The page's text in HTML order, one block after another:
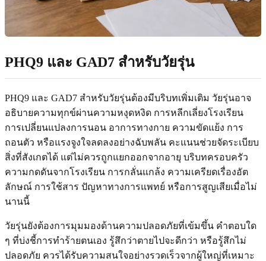
PHQ9 และ GAD7 สำหรับวัยรุ่น
PHQ9 และ GAD7 สำหรับวัยรุ่นต้องมีบริบทเพิ่มเติม วัยรุ่นอาจ
อธิบายความทุกข์ผ่านความหงุดหงิด การหลีกเลี่ยงโรงเรียน
การเปลี่ยนแปลงการนอน อาการทางกาย ความขัดแย้ง การ
ถอนตัว หรือแรงจูงใจลดลงอย่างฉับพลัน คะแนนช่วยจัดระเบียบ
สิ่งที่สังเกตได้ แต่ไม่ควรถูกแยกออกจากอายุ บริบทครอบครัว
ความกดดันจากโรงเรียน การกลั่นแกล้ง ความเครียดเรื่องอัต
ลักษณ์ การใช้สาร ปัญหาทางการแพทย์ หรือการสูญเสียเมื่อไม่
นานนี้
วัยรุ่นยังต้องการมุมมองด้านความปลอดภัยที่เข้มขึ้น คำตอบใด
ๆ ที่บ่งชี้การทำร้ายตนเอง รู้สึกว่าตายไปจะดีกว่า หรือรู้สึกไม่
ปลอดภัย ควรได้รับความสนใจอย่างรวดเร็วจากผู้ใหญ่ที่เหมาะ